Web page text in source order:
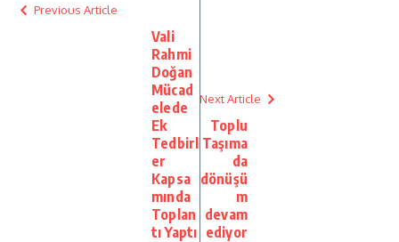
Previous Article
Vali
Rahmi
Doğan
Mücad
elede
Ek
Tedbirl
er
Kapsa
mında
Toplan
tı Yaptı
Next Article
Toplu
Taşıma
da
dönüşü
m
devam
ediyor